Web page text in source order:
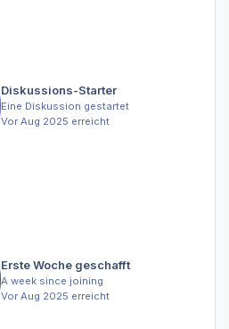
Diskussions-Starter
Eine Diskussion gestartet
Vor Aug 2025 erreicht
Erste Woche geschafft
A week since joining
Vor Aug 2025 erreicht